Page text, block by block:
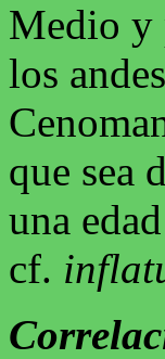
Medio y
los
que sea
una
cf.